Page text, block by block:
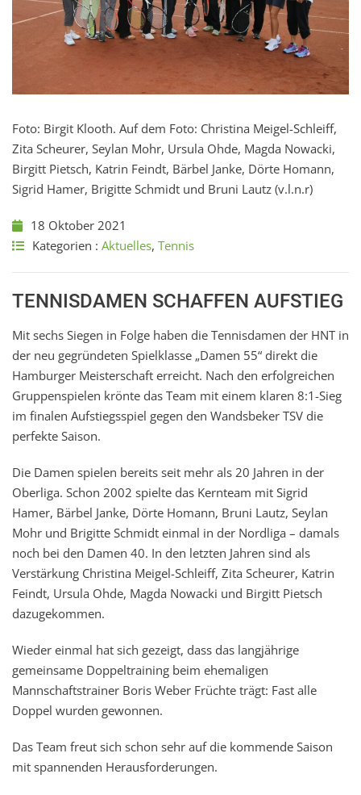
Foto: Birgit Klooth. Auf dem Foto: Christina Meigel-Schleiff,
Zita Scheurer, Seylan Mohr, Ursula Ohde, Magda Nowacki,
Birgitt Pietsch, Katrin Feindt, Bärbel Janke, Dörte Homann,
Sigrid Hamer, Brigitte Schmidt und Bruni Lautz (v.l.n.r)
18 Oktober 2021
Kategorien : Aktuelles, Tennis
TENNISDAMEN SCHAFFEN AUFSTIEG
Mit sechs Siegen in Folge haben die Tennisdamen der HNT in
der neu gegründeten Spielklasse „Damen 55“ direkt die
Hamburger Meisterschaft erreicht. Nach den erfolgreichen
Gruppenspielen krönte das Team mit einem klaren 8:1-Sieg
im finalen Aufstiegsspiel gegen den Wandsbeker TSV die
perfekte Saison.
Die Damen spielen bereits seit mehr als 20 Jahren in der
Oberliga. Schon 2002 spielte das Kernteam mit Sigrid
Hamer, Bärbel Janke, Dörte Homann, Bruni Lautz, Seylan
Mohr und Brigitte Schmidt einmal in der Nordliga – damals
noch bei den Damen 40. In den letzten Jahren sind als
Verstärkung Christina Meigel-Schleiff, Zita Scheurer, Katrin
Feindt, Ursula Ohde, Magda Nowacki und Birgitt Pietsch
dazugekommen.
Wieder einmal hat sich gezeigt, dass das langjährige
gemeinsame Doppeltraining beim ehemaligen
Mannschaftstrainer Boris Weber Früchte trägt: Fast alle
Doppel wurden gewonnen.
Das Team freut sich schon sehr auf die kommende Saison
mit spannenden Herausforderungen.